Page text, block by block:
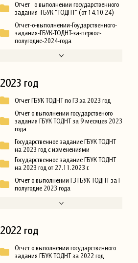
Отчет о выполнении государственного
задания ГБУК "ТОДНТ" (от 14.10.24)
Отчет-о-выполнении-Гоударственного-
задания-ГБУК-ТОДНТ-за-первое-
полугодие-2024-года
2023 год
Отчет ГБУК ТОДНТ по ГЗ за 2023 год
Отчет о выполнении государственого
задания ГБУК ТОДНТ за 9 месяцев 2023
года
Государственное задание ГБУК ТОДНТ
на 2023 год с изменениями
Государственное задание ГБУК ТОДНТ
на 2023 год от 27.11.2023 г.
Отчет о выполнении ГЗ ГБУК ТОДНТ за I
полугодие 2023 года
2022 год
Отчет о выполнении государственного
задания ГБУК ТОДНТ за 2022 год